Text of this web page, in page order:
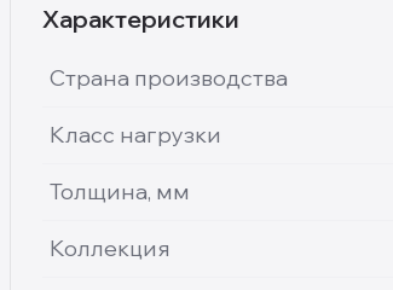
Характеристики
Страна производства
Класс нагрузки
Толщина, мм
Коллекция